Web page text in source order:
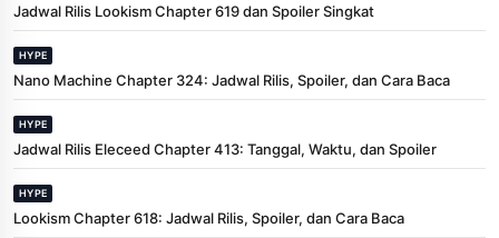
Jadwal Rilis Lookism Chapter 619 dan Spoiler Singkat
HYPE
Nano Machine Chapter 324: Jadwal Rilis, Spoiler, dan Cara Baca
HYPE
Jadwal Rilis Eleceed Chapter 413: Tanggal, Waktu, dan Spoiler
HYPE
Lookism Chapter 618: Jadwal Rilis, Spoiler, dan Cara Baca